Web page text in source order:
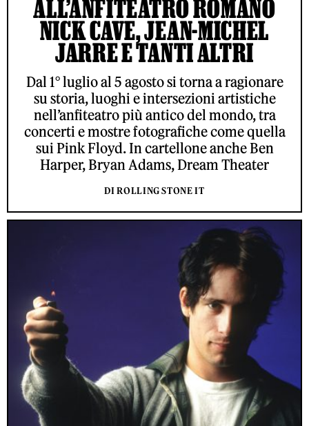
ALL’ANFITEATRO ROMANO
NICK CAVE, JEAN-MICHEL
JARRE E TANTI ALTRI
Dal 1° luglio al 5 agosto si torna a ragionare
su storia, luoghi e intersezioni artistiche
nell’anfiteatro più antico del mondo, tra
concerti e mostre fotografiche come quella
sui Pink Floyd. In cartellone anche Ben
Harper, Bryan Adams, Dream Theater
DI ROLLING STONE IT